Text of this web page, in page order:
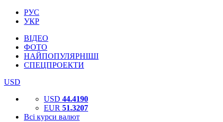
РУС
УКР
ВІДЕО
ФОТО
НАЙПОПУЛЯРНІШІ
СПЕЦПРОЕКТИ
USD
USD 44.4190
EUR 51.3207
Всі курси валют